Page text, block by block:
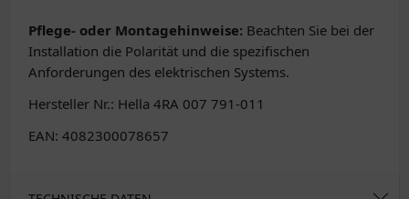
Pflege- oder Montagehinweise: Beachten Sie bei der
Installation die Polarität und die spezifischen
Anforderungen des elektrischen Systems.
Hersteller Nr.: Hella 4RA 007 791-011
EAN: 4082300078657